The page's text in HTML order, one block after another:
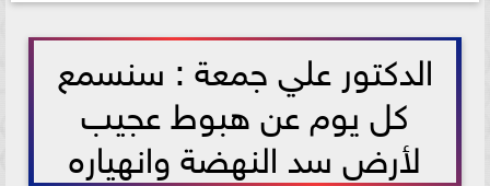
الدكتور علي جمعة : سنسمع
كل يوم عن هبوط عجيب
لأرض سد النهضة وانهياره